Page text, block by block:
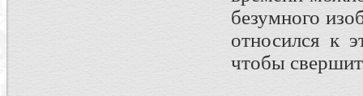
безумного
относился к
чтобы